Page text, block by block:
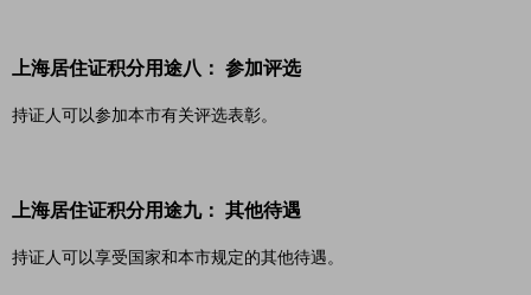
上海居住证积分用途八： 参加评选
持证人可以参加本市有关评选表彰。
上海居住证积分用途九： 其他待遇
持证人可以享受国家和本市规定的其他待遇。